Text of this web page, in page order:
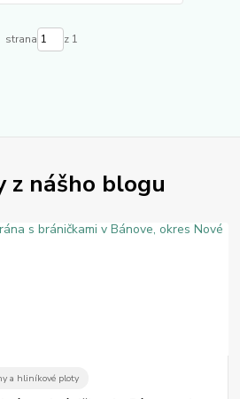
strana z 1
z nášho blogu
a hliníkové ploty